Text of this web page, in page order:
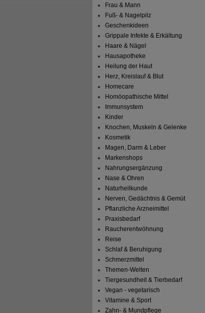
Frau & Mann
Fuß- & Nagelpilz
Geschenkideen
Grippale Infekte & Erkältung
Haare & Nägel
Hausapotheke
Heilung der Haut
Herz, Kreislauf & Blut
Homecare
Homöopathische Mittel
Immunsystem
Kinder
Knochen, Muskeln & Gelenke
Kosmetik
Magen, Darm & Leber
Markenshops
Nahrungsergänzung
Nase & Ohren
Naturheilkunde
Nerven, Gedächtnis & Gemüt
Pflanzliche Arzneimittel
Praxisbedarf
Raucherentwöhnung
Reise
Schlaf & Beruhigung
Schmerzmittel
Themen-Welten
Tiergesundheit & Tierbedarf
Vegan - vegetarisch
Vitamine & Sport
Zahn- & Mundpflege